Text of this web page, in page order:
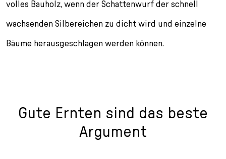
volles Bauholz, wenn der Schattenwurf der schnell
wachsenden Silbereichen zu dicht wird und einzelne
Bäume herausgeschlagen werden können.
Gute Ernten sind das beste
Argument